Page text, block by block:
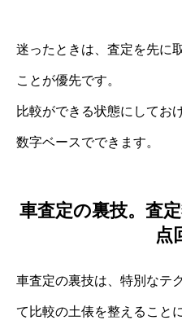
迷ったときは、査定を先に
ことが優先です。
比較ができる状態にしてお
数字ベースでできます。
車査定の裏技。査
点
車査定の裏技は、特別なテ
て比較の土俵を整えること